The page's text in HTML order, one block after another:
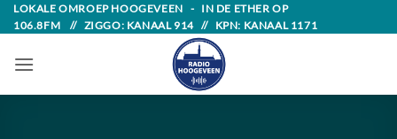
Skip
to
content
LOKALE OMROEP HOOGEVEEN - IN DE ETHER OP
106.8FM // ZIGGO: KANAAL 914 // KPN: KANAAL 1171